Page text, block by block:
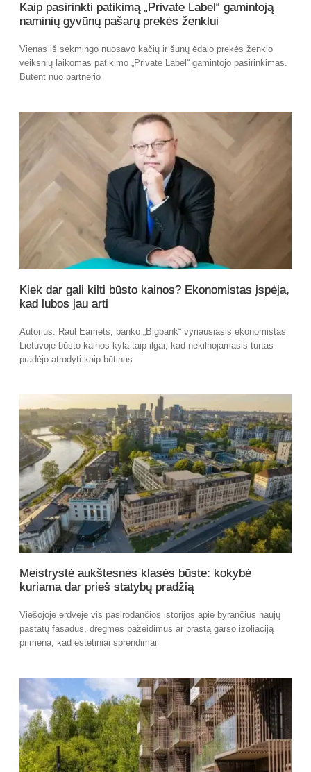
Kaip pasirinkti patikimą „Private Label“ gamintoją
naminių gyvūnų pašarų prekės ženklui
Vienas iš sėkmingo nuosavo kačių ir šunų ėdalo prekės ženklo
veiksnių laikomas patikimo „Private Label“ gamintojo pasirinkimas.
Būtent nuo partnerio
Kiek dar gali kilti būsto kainos? Ekonomistas įspėja,
kad lubos jau arti
Autorius: Raul Eamets, banko „Bigbank“ vyriausiasis ekonomistas
Lietuvoje būsto kainos kyla taip ilgai, kad nekilnojamasis turtas
pradėjo atrodyti kaip būtinas
Meistrystė aukštesnės klasės būste: kokybė
kuriama dar prieš statybų pradžią
Viešojoje erdvėje vis pasirodančios istorijos apie byrančius naujų
pastatų fasadus, drėgmės pažeidimus ar prastą garso izoliaciją
primena, kad estetiniai sprendimai